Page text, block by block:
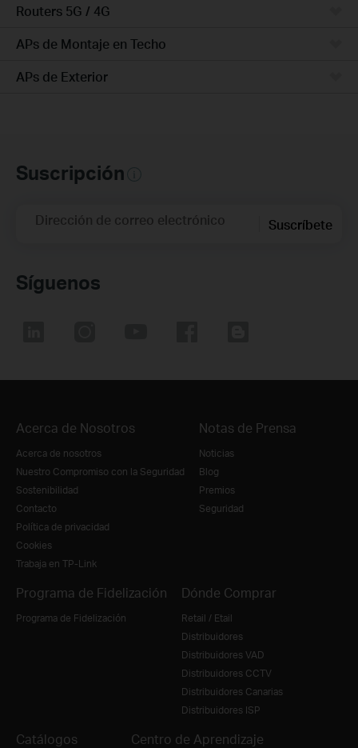
Routers 5G / 4G
APs de Montaje en Techo
APs de Exterior
Suscripción
Dirección de correo electrónico Suscríbete
Síguenos
Acerca de Nosotros
Acerca de nosotros
Nuestro Compromiso con la Seguridad
Sostenibilidad
Contacto
Política de privacidad
Cookies
Trabaja en TP-Link
Notas de Prensa
Noticias
Blog
Premios
Seguridad
Programa de Fidelización
Programa de Fidelización
Dónde Comprar
Retail / Etail
Distribuidores
Distribuidores VAD
Distribuidores CCTV
Distribuidores Canarias
Distribuidores ISP
Catálogos Centro de Aprendizaje